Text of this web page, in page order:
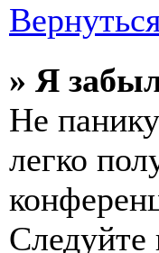
» Я
Не
легко
Следуйте